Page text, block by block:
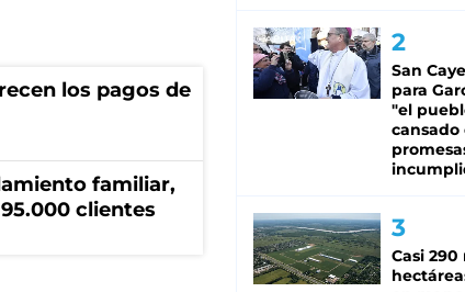
los pagos de
familiar,
clientes
San
para
"el
cansado
Casi 290